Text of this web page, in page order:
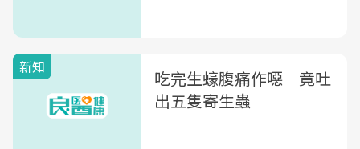
新知
吃完生蠔腹痛作噁 竟吐
出五隻寄生蟲